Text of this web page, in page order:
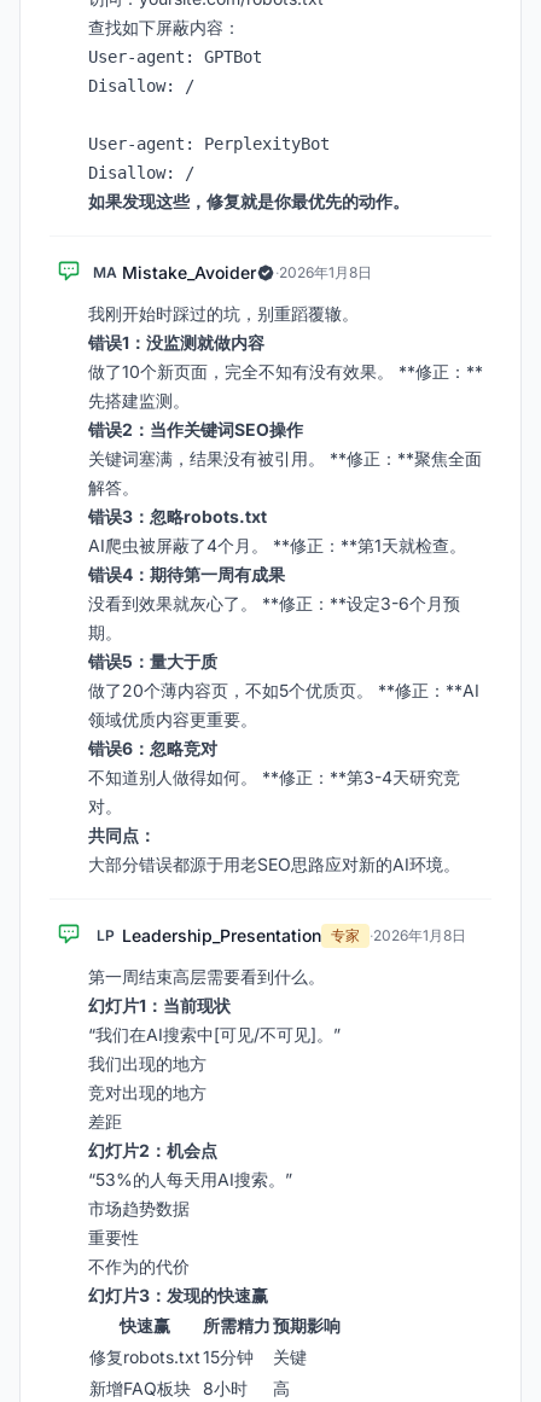
查找如下屏蔽内容：
User-agent: GPTBot
Disallow: /
User-agent: PerplexityBot
如果发现这些，修复就是你最优先的动作。
MA Mistake_Avoider ·2026年1月8日
我刚开始时踩过的坑，别重蹈覆辙。
错误1：没监测就做内容
做了10个新页面，完全不知有没有效果。 **修正：**
先搭建监测。
错误2：当作关键词SEO操作
关键词塞满，结果没有被引用。 **修正：**聚焦全面
解答。
错误3：忽略robots.txt
AI爬虫被屏蔽了4个月。 **修正：**第1天就检查。
错误4：期待第一周有成果
没看到效果就灰心了。 **修正：**设定3-6个月预
期。
错误5：量大于质
做了20个薄内容页，不如5个优质页。 **修正：**AI
领域优质内容更重要。
错误6：忽略竞对
不知道别人做得如何。 **修正：**第3-4天研究竞
对。
共同点：
大部分错误都源于用老SEO思路应对新的AI环境。
LP Leadership_Presentation 专家 ·2026年1月8日
第一周结束高层需要看到什么。
幻灯片1：当前现状
“我们在AI搜索中[可见/不可见]。”
我们出现的地方
竞对出现的地方
差距
幻灯片2：机会点
“53%的人每天用AI搜索。”
市场趋势数据
重要性
不作为的代价
幻灯片3：发现的快速赢
快速赢
所需精力预期影响
修复robots.txt15分钟
关键
新增FAQ板块 8小时
高